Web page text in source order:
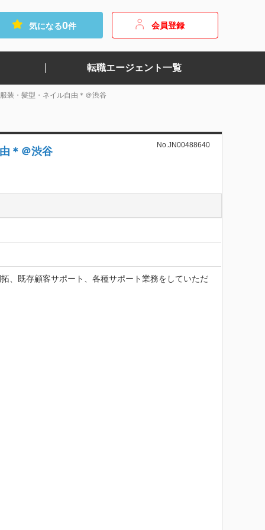
気になる0件 会員登録
転職エージェント一覧
装・髪型・ネイル自由＊＠渋谷
＊＠渋谷
No.JN00488640
、既存顧客サポート、各種サポート業務をしていただ